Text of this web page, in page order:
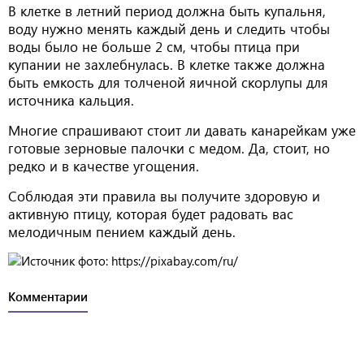
В клетке в летний период должна быть купальня,
воду нужно менять каждый день и следить чтобы
воды было не больше 2 см, чтобы птица при
купании не захлебнулась. В клетке также должна
быть емкость для толченой яичной скорлупы для
источника кальция.
Многие спрашивают стоит ли давать канарейкам уже
готовые зерновые палочки с медом. Да, стоит, но
редко и в качестве угощения.
Соблюдая эти правила вы получите здоровую и
активную птицу, которая будет радовать вас
мелодичным пением каждый день.
Комментарии